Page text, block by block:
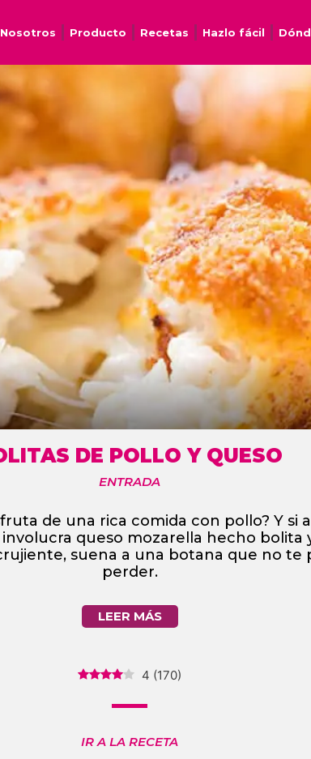
Nosotros Producto Recetas Hazlo fácil
DE POLLO Y QUESO
ENTRADA
de una rica comida con pollo? Y si
queso mozarella hecho bolita
suena a una botana que no te
perder.
LEER MÁS
4 (170)
IR A LA RECETA